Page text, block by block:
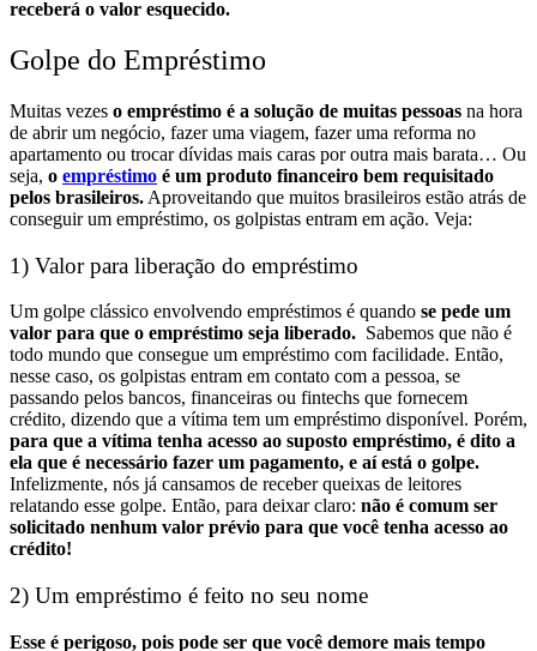
receberá o valor esquecido.
Golpe do Empréstimo
Muitas vezes o empréstimo é a solução de muitas pessoas na hora
de abrir um negócio, fazer uma viagem, fazer uma reforma no
apartamento ou trocar dívidas mais caras por outra mais barata… Ou
seja, o empréstimo é um produto financeiro bem requisitado
pelos brasileiros. Aproveitando que muitos brasileiros estão atrás de
conseguir um empréstimo, os golpistas entram em ação. Veja:
1) Valor para liberação do empréstimo
Um golpe clássico envolvendo empréstimos é quando se pede um
valor para que o empréstimo seja liberado. Sabemos que não é
todo mundo que consegue um empréstimo com facilidade. Então,
nesse caso, os golpistas entram em contato com a pessoa, se
passando pelos bancos, financeiras ou fintechs que fornecem
crédito, dizendo que a vítima tem um empréstimo disponível. Porém,
para que a vítima tenha acesso ao suposto empréstimo, é dito a
ela que é necessário fazer um pagamento, e aí está o golpe.
Infelizmente, nós já cansamos de receber queixas de leitores
relatando esse golpe. Então, para deixar claro: não é comum ser
solicitado nenhum valor prévio para que você tenha acesso ao
crédito!
2) Um empréstimo é feito no seu nome
Esse é perigoso, pois pode ser que você demore mais tempo